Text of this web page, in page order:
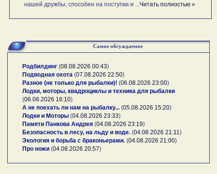
нашей дружбы, способен на поступки и ... Читать полностью »
Самое обсуждаемое
Родбилдинг (08.08.2026 00:43)
Подводная охота (07.08.2026 22:50)
Разное (не только для рыбалки)! (06.08.2026 23:00)
Лодки, моторы, квадроциклы и техника для рыбалки
(06.08.2026 16:10)
А не поехать ли нам на рыбалку... (05.08.2026 15:20)
Лодки и Моторы (04.08.2026 23:33)
Памяти Панкова Андрея (04.08.2026 23:19)
Безопасность в лесу, на льду и воде. (04.08.2026 21:11 )
Экология и борьба с браконьерами. (04.08.2026 21:00)
Про ножи (04.08.2026 20:57)